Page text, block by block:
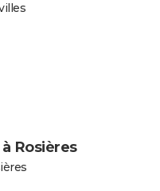
Rosières